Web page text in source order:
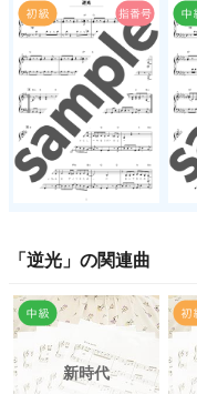
「 逆光 」の関連曲
新時代